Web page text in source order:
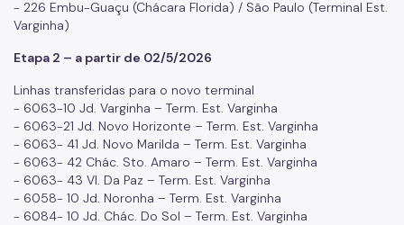
- 226 Embu-Guaçu (Chácara Florida) / São Paulo (Terminal Est.
Varginha)
Etapa 2 – a partir de 02/5/2026
Linhas transferidas para o novo terminal
- 6063-10 Jd. Varginha – Term. Est. Varginha
- 6063-21 Jd. Novo Horizonte – Term. Est. Varginha
- 6063- 41 Jd. Novo Marilda – Term. Est. Varginha
- 6063- 42 Chác. Sto. Amaro – Term. Est. Varginha
- 6063- 43 Vl. Da Paz – Term. Est. Varginha
- 6058- 10 Jd. Noronha – Term. Est. Varginha
- 6084- 10 Jd. Chác. Do Sol – Term. Est. Varginha